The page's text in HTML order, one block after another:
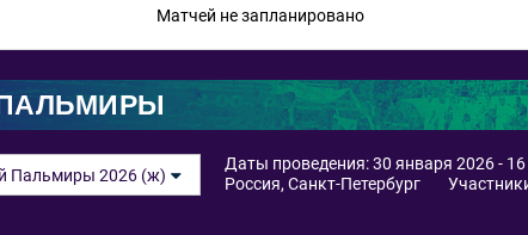
Матчей не запланировано
Пальмиры 2026 (ж)
Даты проведения: 30 января 2026 -
Россия, Санкт-Петербург